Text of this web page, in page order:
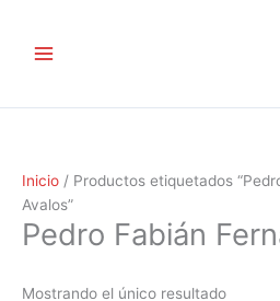
contenido
Inicio / Productos etiquetados
Avalos”
Pedro Fabián
Mostrando el único resultado